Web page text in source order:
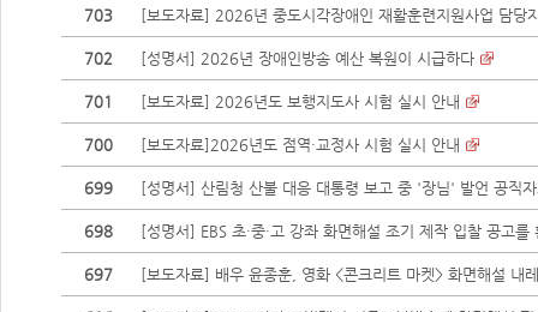
703 [보도자료] 2026년 중도시각장애인 재활훈련지원사업 담당
702 [성명서] 2026년 장애인방송 예산 복원이 시급하다
701 [보도자료] 2026년도 보행지도사 시험 실시 안내
700 [보도자료]2026년도 점역·교정사 시험 실시 안내
699 [성명서] 산림청 산불 대응 대통령 보고 중 '장님' 발언 공직
698 [성명서] EBS 초·중·고 강좌 화면해설 조기 제작 입찰 공고를
697 [보도자료] 배우 윤종훈, 영화 <콘크리트 마켓> 화면해설 내